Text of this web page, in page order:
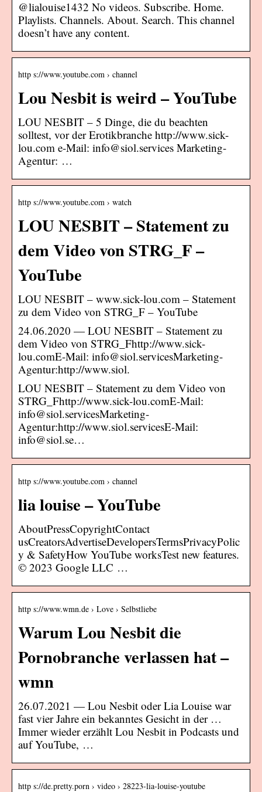
@lialouise1432 No videos. Subscribe. Home.
Playlists. Channels. About. Search. This channel
doesn’t have any content.
http s://www.youtube.com › channel
Lou Nesbit is weird – YouTube
LOU NESBIT – 5 Dinge, die du beachten
solltest, vor der Erotikbranche http://www.sick-
lou.com e-Mail: info@siol.services Marketing-
Agentur: …
http s://www.youtube.com › watch
LOU NESBIT – Statement zu
dem Video von STRG_F –
YouTube
LOU NESBIT – www.sick-lou.com – Statement
zu dem Video von STRG_F – YouTube
24.06.2020 — LOU NESBIT – Statement zu
dem Video von STRG_Fhttp://www.sick-
lou.comE-Mail: info@siol.servicesMarketing-
Agentur:http://www.siol.
LOU NESBIT – Statement zu dem Video von
STRG_Fhttp://www.sick-lou.comE-Mail:
info@siol.servicesMarketing-
Agentur:http://www.siol.servicesE-Mail:
info@siol.se…
http s://www.youtube.com › channel
lia louise – YouTube
AboutPressCopyrightContact
usCreatorsAdvertiseDevelopersTermsPrivacyPolic
y & SafetyHow YouTube worksTest new features.
© 2023 Google LLC …
http s://www.wmn.de › Love › Selbstliebe
Warum Lou Nesbit die
Pornobranche verlassen hat –
wmn
26.07.2021 — Lou Nesbit oder Lia Louise war
fast vier Jahre ein bekanntes Gesicht in der …
Immer wieder erzählt Lou Nesbit in Podcasts und
auf YouTube, …
http s://de.pretty.porn › video › 28223-lia-louise-youtube